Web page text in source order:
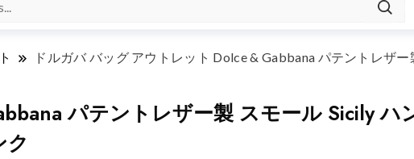
ドルガバ バッグ アウトレット Dolce & Gabbana パテントレザ
パテントレザー製 スモール Sicily ハ